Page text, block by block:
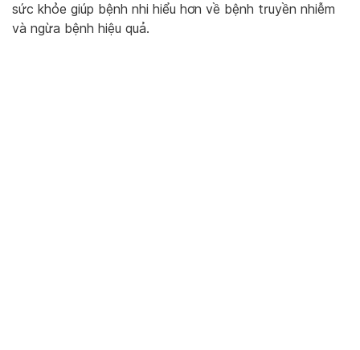
sức khỏe giúp bệnh nhi hiểu hơn về bệnh truyền nhiễm
và ngừa bệnh hiệu quả.